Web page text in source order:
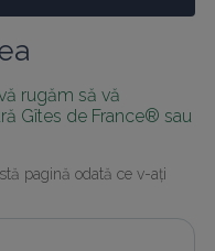
rugăm să vă
Gîtes de France® sau
pagină odată ce v-ați